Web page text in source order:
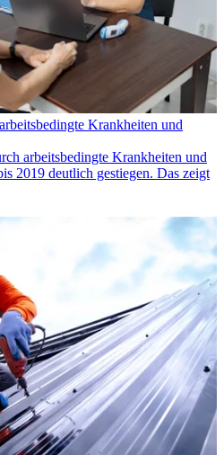
Krankheiten und
arbeitsbedingte Krankheiten und
2019 deutlich gestiegen. Das zeigt